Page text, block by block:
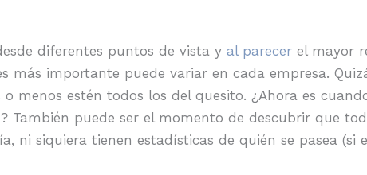
diferentes puntos de vista y al parecerel mayor
más importante puede variar en cada empresa.
menos estén todos los del quesito. ¿Ahora es
También puede ser el momento de descubrir que
ni siquiera tienen estadísticas de quién se pasea (si